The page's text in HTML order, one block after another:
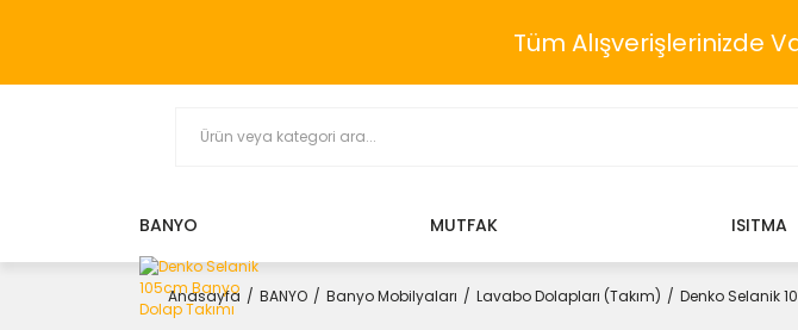
Tüm Alışverişlerinizde
BANYO MUTFAK ISITMA
Anasayfa BANYO Banyo Mobilyaları Lavabo Dolapları (Takım) Denko Selanik